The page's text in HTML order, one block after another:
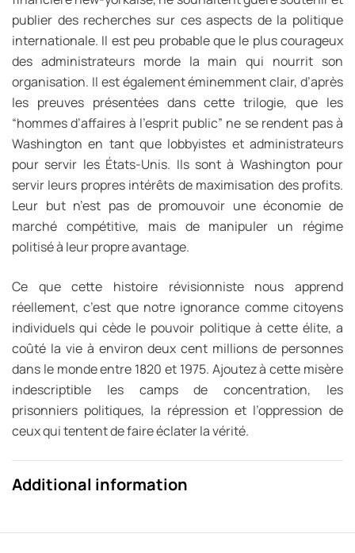
publier des recherches sur ces aspects de la politique
internationale. Il est peu probable que le plus courageux
des administrateurs morde la main qui nourrit son
organisation. Il est également éminemment clair, d’après
les preuves présentées dans cette trilogie, que les
“hommes d’affaires à l’esprit public” ne se rendent pas à
Washington en tant que lobbyistes et administrateurs
pour servir les États-Unis. Ils sont à Washington pour
servir leurs propres intérêts de maximisation des profits.
Leur but n’est pas de promouvoir une économie de
marché compétitive, mais de manipuler un régime
politisé à leur propre avantage.
Ce que cette histoire révisionniste nous apprend
réellement, c’est que notre ignorance comme citoyens
individuels qui cède le pouvoir politique à cette élite, a
coûté la vie à environ deux cent millions de personnes
dans le monde entre 1820 et 1975. Ajoutez à cette misère
indescriptible les camps de concentration, les
prisonniers politiques, la répression et l’oppression de
ceux qui tentent de faire éclater la vérité.
Additional information